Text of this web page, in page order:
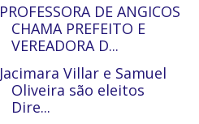
PROFESSORA DE ANGICOS
CHAMA PREFEITO E
VEREADORA D...
Jacimara Villar e Samuel
Oliveira são eleitos
Dire...